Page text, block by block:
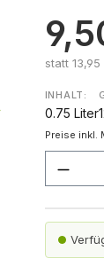
statt 13,95
INHALT:
0.75 Liter
Preise inkl.